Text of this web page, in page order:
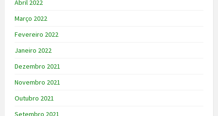
Abril 2022
Março 2022
Fevereiro 2022
Janeiro 2022
Dezembro 2021
Novembro 2021
Outubro 2021
Setembro 2021